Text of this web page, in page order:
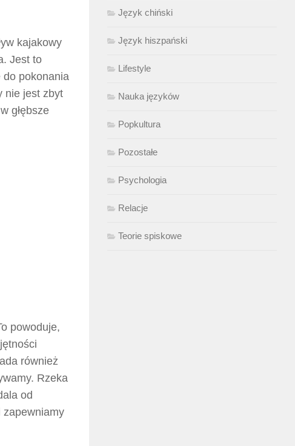
kajakowy
Jest to
do pokonania
nie jest zbyt
głębsze
powoduje,
również
Rzeka
od
zapewniamy
Język chiński
Język hiszpański
Lifestyle
Nauka języków
Popkultura
Pozostałe
Psychologia
Relacje
Teorie spiskowe